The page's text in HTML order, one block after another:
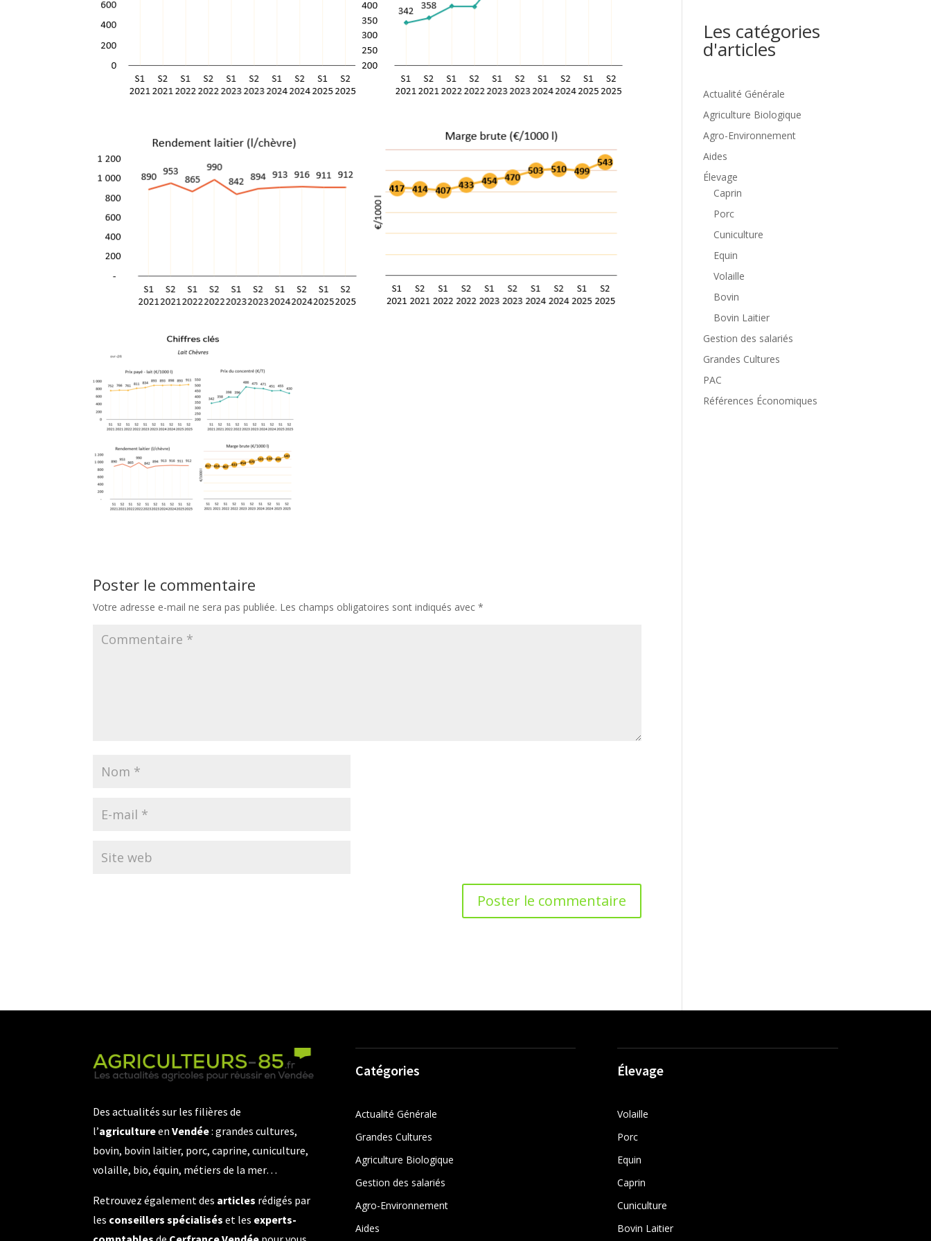
Poster le commentaire
Votre adresse e-mail ne sera pas publiée. Les champs obligatoires sont indiqués avec*
Les catégories
d'articles
Actualité Générale
Agriculture Biologique
Agro-Environnement
Aides
Élevage
Caprin
Porc
Cuniculture
Equin
Volaille
Bovin
Bovin Laitier
Gestion des salariés
Grandes Cultures
PAC
Références Économiques
Des actualités sur les filières de
l’agricultureenVendée: grandes cultures,
bovin, bovin laitier, porc, caprine, cuniculture,
volaille, bio, équin, métiers de la mer…
Retrouvez également des articles rédigés par
les conseillers spécialisés et les experts-
Catégories
Actualité Générale
Grandes Cultures
Agriculture Biologique
Gestion des salariés
Agro-Environnement
Aides
Élevage
Volaille
Porc
Equin
Caprin
Cuniculture
Bovin Laitier